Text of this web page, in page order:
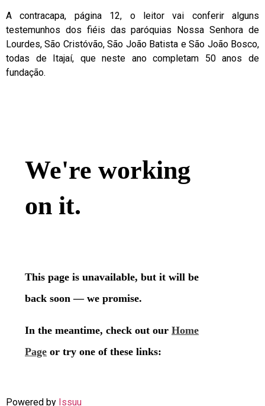
A contracapa, página 12, o leitor vai conferir alguns
testemunhos dos fiéis das paróquias Nossa Senhora de
Lourdes, São Cristóvão, São João Batista e São João Bosco,
todas de Itajaí, que neste ano completam 50 anos de
fundação.
Powered by Issuu